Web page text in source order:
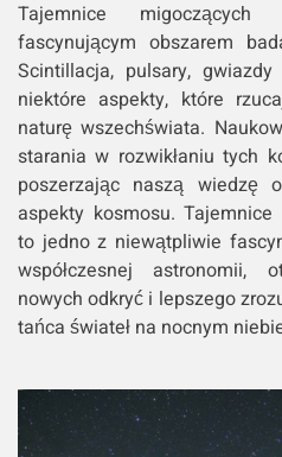
Tajemnice migoczących
fascynującym obszarem
Scintillacja, pulsary,
niektóre aspekty, które
naturę wszechświata.
starania w rozwikłaniu tych
poszerzając naszą wiedzę
aspekty kosmosu.
to jedno z niewątpliwie
współczesnej astronomii,
nowych odkryć i lepszego
tańca świateł na nocnym